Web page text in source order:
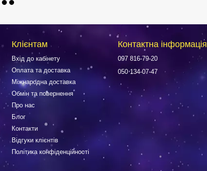
Клієнтам
Вхід до кабінету
Оплата та доставка
Міжнародна доставка
Обмін та повернення
Про нас
Блог
Контакти
Відгуки клієнтів
Політика конфіденційності
Контактна інформація
097 816-79-20
050 134-07-47